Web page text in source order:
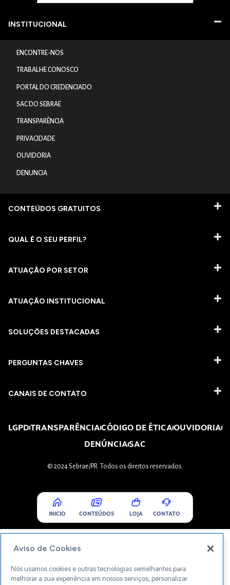
INSTITUCIONAL
ENCONTRE-NOS
TRABALHE CONOSCO
PORTAL DO CREDENCIADO
SAC DO SEBRAE
TRANSPARÊNCIA
PRIVACIDADE
OUVIDORIA
DENUNCIA
CONTEÚDOS GRATUITOS
QUAL É O SEU PERFIL?
ATUAÇÃO POR SETOR
ATUAÇÃO INSTITUCIONAL
SOLUÇÕES DESTACADAS
PERGUNTAS CHAVES​
CANAIS DE CONTATO
LGPDTRANSPARÊNCIACÓDIGO DE ÉTICAOUVIDORIA
DENÚNCIASAC
© 2024 Sebrae/PR. Todos os direitos reservados.
INICIO CONTEÚDOS LOJA CONTATO
Aviso de Cookies
Nós usamos cookies e outras tecnologias semelhantes para
melhorar a sua experiência em nossos serviços, personalizar